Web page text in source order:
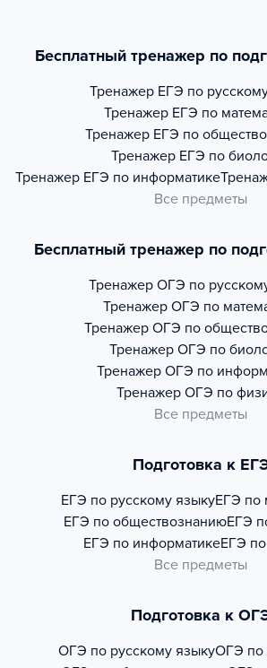
Бесплатный тренажер по
Тренажер ЕГЭ по
Тренажер ЕГЭ по
Тренажер ЕГЭ по
Тренажер ЕГЭ по
Тренажер ЕГЭ по информатике
Все предметы
Бесплатный тренажер по
Тренажер ОГЭ по
Тренажер ОГЭ по
Тренажер ОГЭ по
Тренажер ОГЭ по
Тренажер ОГЭ по
Тренажер ОГЭ по
Все предметы
Подготовка к
ЕГЭ по русскому языкуЕГЭ по
ЕГЭ по обществознаниюЕГЭ
ЕГЭ по информатикеЕГЭ
Все предметы
Подготовка к
ОГЭ по русскому языкуОГЭ по